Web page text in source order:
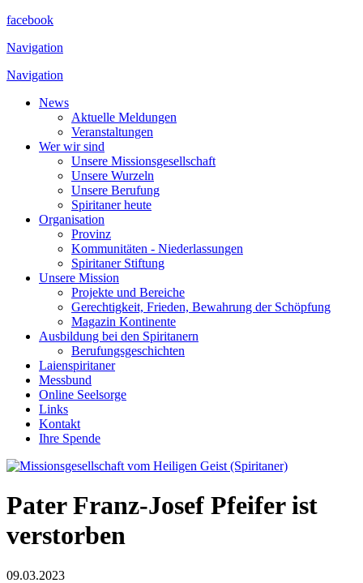
facebook
Navigation
Navigation
News
Aktuelle Meldungen
Veranstaltungen
Wer wir sind
Unsere Missionsgesellschaft
Unsere Wurzeln
Unsere Berufung
Spiritaner heute
Organisation
Provinz
Kommunitäten - Niederlassungen
Spiritaner Stiftung
Unsere Mission
Projekte und Bereiche
Gerechtigkeit, Frieden, Bewahrung der Schöpfung
Magazin Kontinente
Ausbildung bei den Spiritanern
Berufungsgeschichten
Laienspiritaner
Messbund
Online Seelsorge
Links
Kontakt
Ihre Spende
Pater Franz-Josef Pfeifer ist
verstorben
09.03.2023